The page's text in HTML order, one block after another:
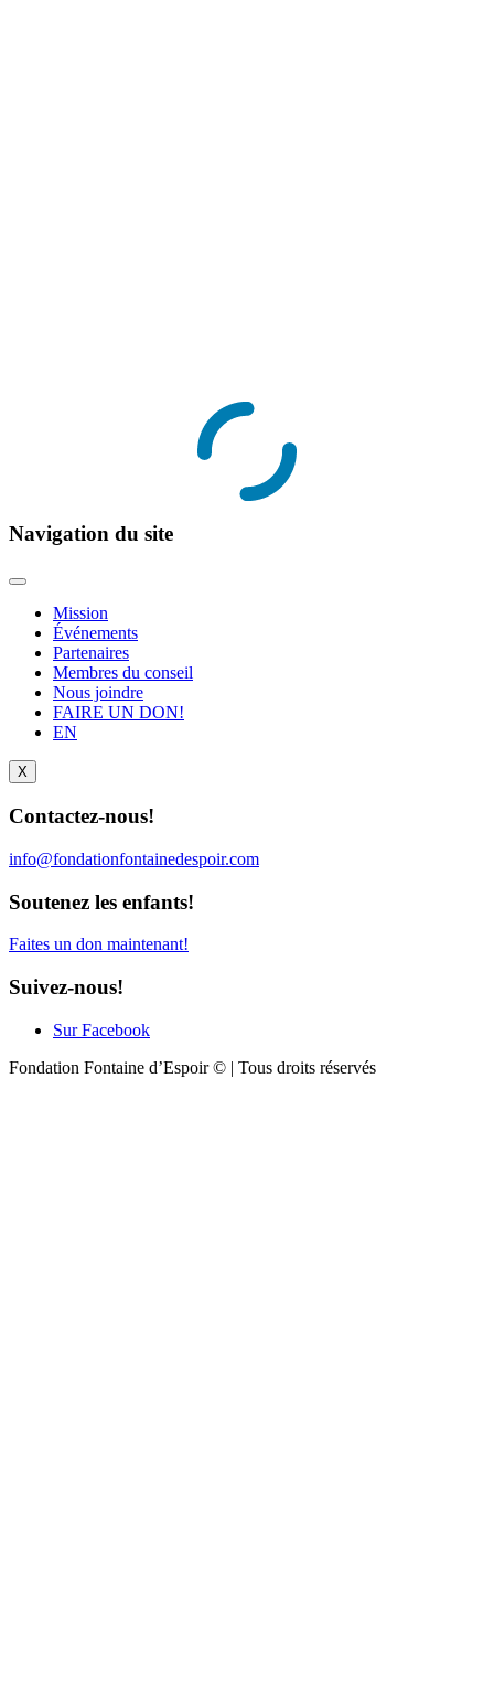
Navigation du site
Mission
Événements
Partenaires
Membres du conseil
Nous joindre
FAIRE UN DON!
EN
X
Contactez-nous!
info@fondationfontainedespoir.com
Soutenez les enfants!
Faites un don maintenant!
Suivez-nous!
Sur Facebook
Fondation Fontaine d’Espoir © | Tous droits réservés